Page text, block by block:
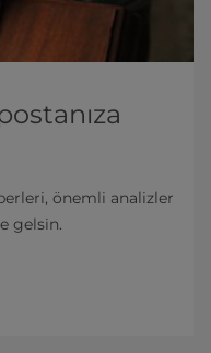
önemli analizler
gelsin.